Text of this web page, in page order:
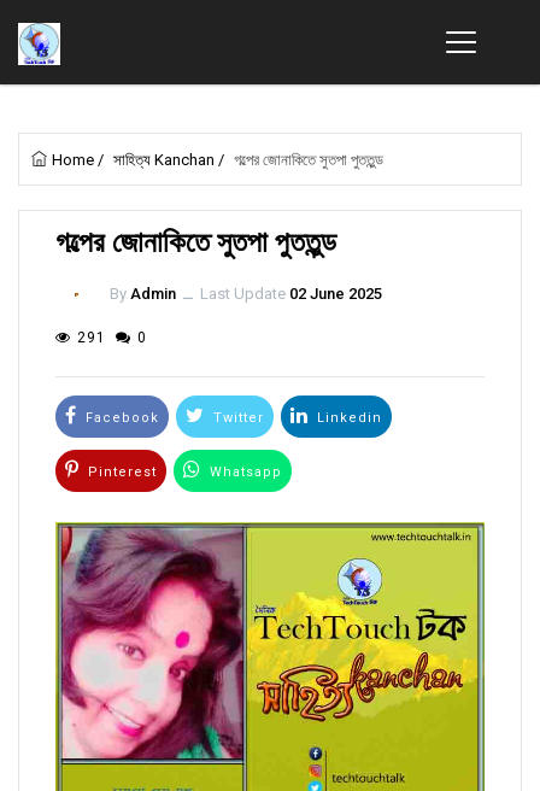
Home / সাহিত্য Kanchan / গল্পের জোনাকিতে সুতপা পুততুন্ড
গল্পের জোনাকিতে সুতপা পুততুন্ড
By Admin ــ Last Update 02 June 2025
291 0
Facebook Twitter Linkedin
Pinterest Whatsapp